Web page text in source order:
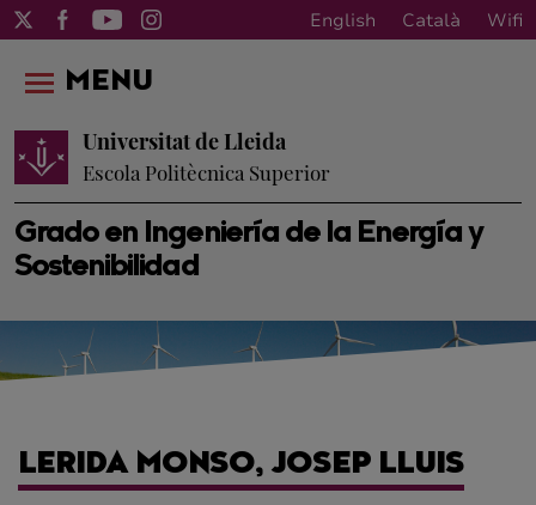
English Català Wifi
Grado en Ingeniería de la Energía y
Sostenibilidad
Universitat de Lleida
Escola Politècnica Superior
MENU
LERIDA MONSO, JOSEP LLUIS